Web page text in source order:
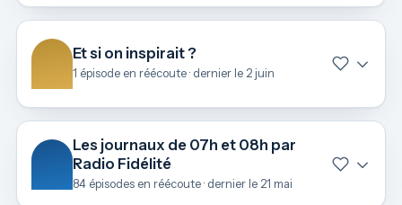
Et si on inspirait ?
1 épisode en réécoute · dernier le 2 juin
Les journaux de 07h et 08h par
Radio Fidélité
84 épisodes en réécoute · dernier le 21 mai